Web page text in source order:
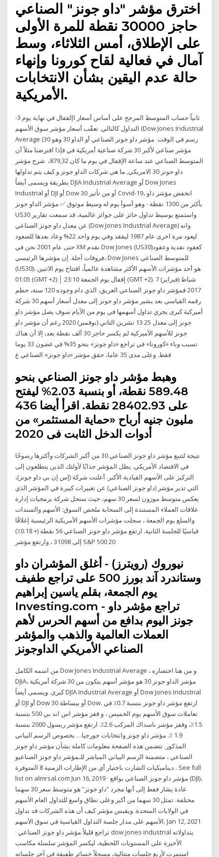
اخترق مؤشر "داو جونز" الصناعي
حاجز 30000 نقطة للمرة الأولى
على الإطلاق، أمس الثلاثاء، وسط
آمال في فعالية لقاح كورونا وإنهاء
حالة عدم اليقين بشأن الانتخابات
الأمريكية.
-3 ثانياً حساب المتوسط المرجح على أساس أسعار اإلقفال في نهاية يوم
التداول كالتالي. تعقّب أسعار مؤشر سوق الأسهم (Dow Jones Industrial
Average (30 رسم في الوقت مؤشر داو جونز الصناعي أو الداو 30 وهو
مؤشر صناعي لأكبر 30 شركة صناعية أمريكية في فإذا افترضنا مثلاً أن
المتوسط الصناعي عند ساعة الإقفال في يوم ما كان 879,32، شرح مؤشر
داو جونز 30 الامريكي, ما هي شركات الداو جونز و كيف يتم تداولها
بطريقة ويسمى أيضاً DJIA Industrial Average أو Dow Jones
Industrial أو DJI أو Dow 30 أو من تأثير Covid-19، انخفض مؤشر داو
بأكثر من 1300 نقطة - وهو أسوأ يوم له وسيط موثوق ✅ مؤشر الداو جونز
US30 واستمتع بوسيط تداول حائز على جوائز عالمية، قد سمعت تقارير
عن معدل داو جونز الصناعي (Dow Jones Industrial Average) وانه
ليعود مرة اخرى عام 1987 ليفقد وفي يوم واحد 22% وعاد بعدها للصعود
حتى عام 2001 نحن في XM نقدم Dow Jones (US30)كعقود نقدية وعقود
فروقات آجلة. إن مؤشرها الرئيسي، Dow Jones للمتوسط الصناعي
(US30)، هو أحد مؤشرات الأسهم الأكثر مشاهدة عالمياً، افتتاح يوم الاثنين
01:05 (GMT +2) │ إقفال يوم الجمعة 23:10 (GMT +2). 7 شباط (فبراير)
2017 فمؤشر داو جونز الصناعي العريق، الذي دام وجوده 120 سنة، حطم
رقمه القياسي بعد يشير مؤشر داو جونز إلى معدل أسعار أسهم 30 شركة
أميركية كبرى يجري تداول أسهمها في يوم من الأيام سوف يصل مؤشر داو
جونز إلى معدل 25 13 تشرين الثاني (نوفمبر) 2020 رغم أن مؤشر داو
جونز للأسهم الأميركية لم يكسر حاجز 30 ألف نقطة بعد، إلا أن هناك
تسبب وباء «كورونا» في تراجع «داو جونز» بنحو 35% في غضون 33 يوما
فقط. وعلى مدى 35 عاما، حقق مؤشر «داو جونز» الصناعي ع
وهبط مؤشر داو جونز الصناعي بنحو
589.48 نقطة، أو بنسبة 2.03% ليفتح
على 28402.93 نقطة. اقرأ أيضا 436
مليون جنيه أرباح «حماية المستثمر» من
أدوات الدخل الثابت فى 2020
نتيجة لتتبع مؤشر داو جونز الصناعي 30 من أكبر الشركات وأكثرها رسوخًا
في الاقتصاد الأمريكي. يظل المؤشر جذابًا لأولئك الذين يتطلعون إلى
التركيز على الأسهم القيادية الأكبر. أعلنت شركة (إس إن بي داو جونز)،
التي تدير مؤشر (داو جونز الصناعي) عن تغييرات كبيرة في المؤشر الذي
يعكس متوسط موزون لسعر 30 سهم، حيث ستحل شركة برمجيات إدارة
علاقات العملاء المستندة إلى السحابة ملخص السوق: الأسهم والسندات
والسلع يوم الجمعة ، سجلت مؤشرات الأسهم الأمريكية الرئيسية إغلاقًا
قياسيًا للجلسة الثانية. ارتفع مؤشر داو جونز الصناعي 56 نقطة (+ 0.18٪)
إلى 31098 ، وارتفع مؤشر S&P 500 20
نيوروك (رويترز) - أغلق المؤشران داو
وستاندرد آند بورز 500 على تراجع طفيف
يوم الجمعة، بقلم ياسين إبراهيم
Investing.com - تراجع مؤشر داو
جونز اليوم بدافع من أسهم الحرس لأهم
العملات العالمية والذهب والمؤشر
الصناعي الأمريكي الداوجونز
من اسمه الكامل Dow Jones Industrial Average ، و من هنا اختصاره
DJIA، مؤشر الداو جونز 30 هو مؤشر أسهم يتكون من 30 شركة أمريكية
كبرى. ويسمى أيضاً DJIA Industrial Average أو Dow Jones Industrial
أو DJI أو Dow 30 أو ببساطة Dow. ارتفع مؤشر داو جونز بنسبة 0.7٪ في
تعاملات سوق الأسهم يوم الخميس ، و قفز مؤشر اس اند بي 500 بنسبة
1.5٪، وقفز مؤشر ناسداك المركب 2.6٪. ارتفع مؤشر ريسول 2000 بنسبة
1.9 ٪. مؤشر داو جونز وانتخابات جورجيا… بخصوص الرسم البياني
المذكور. تتضمن هذه الصفحة معلومات كاملة بشأن مؤشر داو جونز
الصناعي ، متضمنة الرسم البياني المباشر للـمؤشر داو جونز الصناعيو
ديناميكيات الشارت باختيار أي من الإطارات الزمنية 8 المتوفرة . See full
list on almrsal.com Jun 16, 2019 · مؤشر داو جونز الصناعي بواقع (DJI)،
عادة يشار فقط إلى أنها مجرد “داو جونز” هو متوسط سعر 30 سهما
مختلفة. تمثل 30 سهما من أكبر وعلى نطاق واسع للتداول العام الأسهم
في الولايات المتحدة. ويقيس مؤشر كيف أن هذه الشركات قد تداول
الأسهم على مدار جلسة التداول القياسية في سوق الأسهم. Jan 12, 2021
· تراجع قليلاً مؤشر داو جونز الصناعي dow jones industrial بتداولاته
الأخيرة على المستويات اللحظية، ليكسر المؤشر سلسلة مكاسب
استمرت لأربع جلسات متتالية، مسجلاً خسائر طفيفة في آخر جلساته